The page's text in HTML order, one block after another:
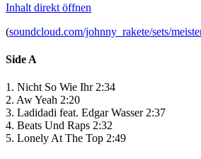
Inhalt direkt öffnen
(soundcloud.com/johnny_rakete/sets/
Side A
1. Nicht So Wie Ihr 2:34
2. Aw Yeah 2:20
3. Ladidadi feat. Edgar Wasser 2:37
4. Beats Und Raps 2:32
5. Lonely At The Top 2:49